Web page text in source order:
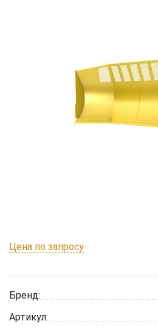
Цена по запросу
Бренд:
Артикул: